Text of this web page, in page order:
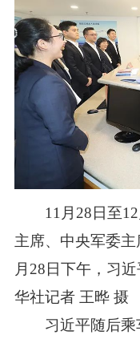
11月28日至12
主席、中央军委
月28日下午，习
华社记者 王晔 摄
习近平随后乘